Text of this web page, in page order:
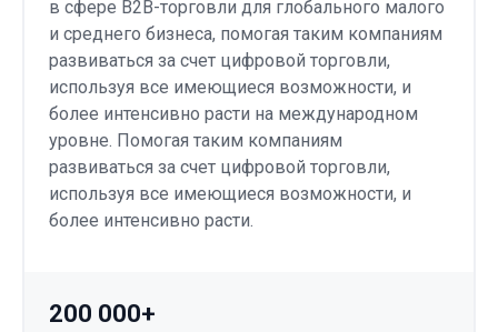
в сфере B2B-торговли для глобального малого
и среднего бизнеса, помогая таким компаниям
развиваться за счет цифровой торговли,
используя все имеющиеся возможности, и
более интенсивно расти на международном
уровне. Помогая таким компаниям
развиваться за счет цифровой торговли,
используя все имеющиеся возможности, и
более интенсивно расти.
200 000+